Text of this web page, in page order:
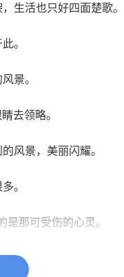
生活也只好四面楚歌。
。
景。
去领略。
风景，美丽闪耀。
。
那可受伤的心灵。
去看看她随手拍的风景。